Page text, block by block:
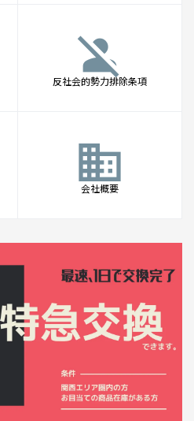
person_off
反社会的勢力排除条項
business
会社概要